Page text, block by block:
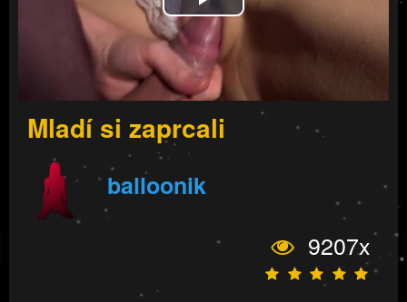
Play
Video
Mladí si zaprcali
balloonik
9207x